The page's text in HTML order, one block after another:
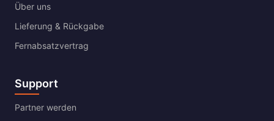
Über uns
Lieferung & Rückgabe
Fernabsatzvertrag
Support
Partner werden